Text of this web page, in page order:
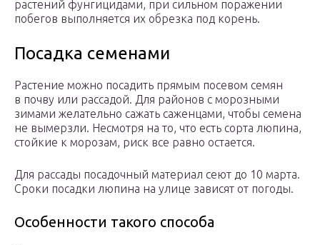
растений фунгицидами, при сильном поражении
побегов выполняется их обрезка под корень.
Посадка семенами
Растение можно посадить прямым посевом семян
в почву или рассадой. Для районов с морозными
зимами желательно сажать саженцами, чтобы семена
не вымерзли. Несмотря на то, что есть сорта люпина,
стойкие к морозам, риск все равно остается.
Для рассады посадочный материал сеют до 10 марта.
Сроки посадки люпина на улице зависят от погоды.
Особенности такого способа